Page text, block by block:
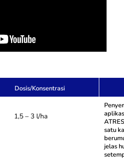
Dosis/Konsentrasi
1,5 – 3 l/ha
satu
jelas